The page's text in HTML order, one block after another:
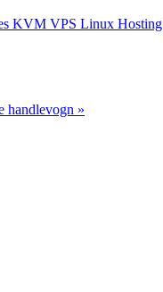
KVM VPS Linux Hosting
handlevogn »